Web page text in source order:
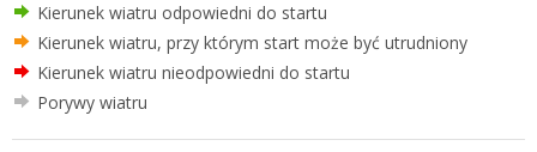
Kierunek wiatru odpowiedni do startu
Kierunek wiatru, przy którym start może być utrudniony
Kierunek wiatru nieodpowiedni do startu
Porywy wiatru